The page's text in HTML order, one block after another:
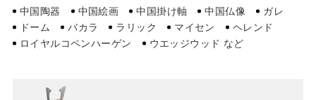
中国陶器 中国絵画 中国掛け軸 中国仏像
ガレ
ドーム
バカラ ラリック マイセン
ヘレンド
ロイヤルコペンハーゲン
ウエッジウッド